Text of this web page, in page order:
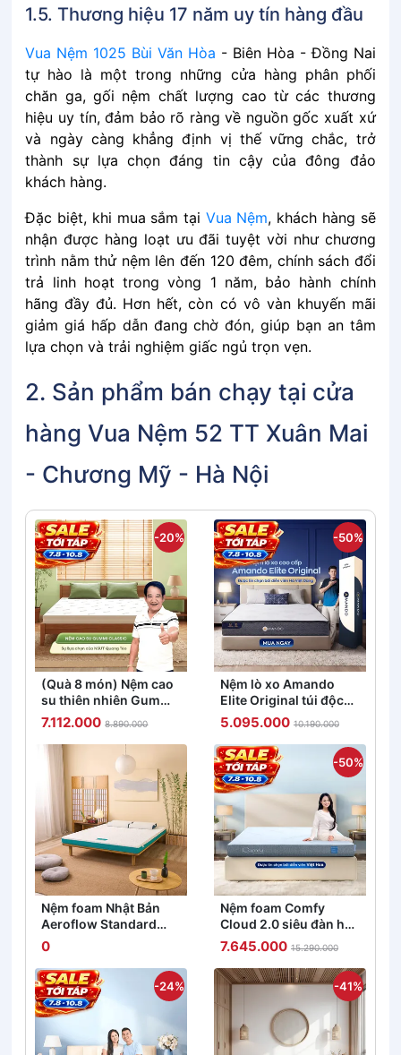
1.5. Thương hiệu 17 năm uy tín hàng đầu
Vua Nệm 1025 Bùi Văn Hòa - Biên Hòa - Đồng Nai
tự hào là một trong những cửa hàng phân phối
chăn ga, gối nệm chất lượng cao từ các thương
hiệu uy tín, đảm bảo rõ ràng về nguồn gốc xuất xứ
và ngày càng khẳng định vị thế vững chắc, trở
thành sự lựa chọn đáng tin cậy của đông đảo
khách hàng.
Đặc biệt, khi mua sắm tại Vua Nệm, khách hàng sẽ
nhận được hàng loạt ưu đãi tuyệt vời như chương
trình nằm thử nệm lên đến 120 đêm, chính sách đổi
trả linh hoạt trong vòng 1 năm, bảo hành chính
hãng đầy đủ. Hơn hết, còn có vô vàn khuyến mãi
giảm giá hấp dẫn đang chờ đón, giúp bạn an tâm
lựa chọn và trải nghiệm giấc ngủ trọn vẹn.
2. Sản phẩm bán chạy tại cửa
hàng Vua Nệm 52 TT Xuân Mai
- Chương Mỹ - Hà Nội
-20%
(Quà 8 món) Nệm cao
su thiên nhiên Gummi
Classic thế hệ mới dày
5/10/15cm
7.112.000 8.890.000
-50%
Nệm lò xo Amando
Elite Original túi độc
lập tiêu chuẩn khách
sạn 5 sao dày 23cm
5.095.000 10.190.000
Nệm foam Nhật Bản
Aeroflow Standard
nâng đỡ cơ thể dày
12cm
0
-50%
Nệm foam Comfy
Cloud 2.0 siêu đàn hồi
dày 15cm
7.645.000 15.290.000
-24% -41%